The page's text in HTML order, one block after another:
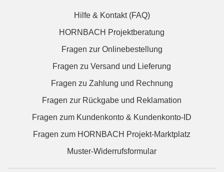
Hilfe & Kontakt (FAQ)
HORNBACH Projektberatung
Fragen zur Onlinebestellung
Fragen zu Versand und Lieferung
Fragen zu Zahlung und Rechnung
Fragen zur Rückgabe und Reklamation
Fragen zum Kundenkonto & Kundenkonto-ID
Fragen zum HORNBACH Projekt-Marktplatz
Muster-Widerrufsformular